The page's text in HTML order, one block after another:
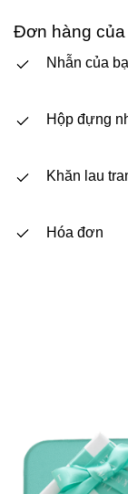
Đơn hàng
Nhẫn của
Hộp đựng
Khăn lau
Hóa đơn